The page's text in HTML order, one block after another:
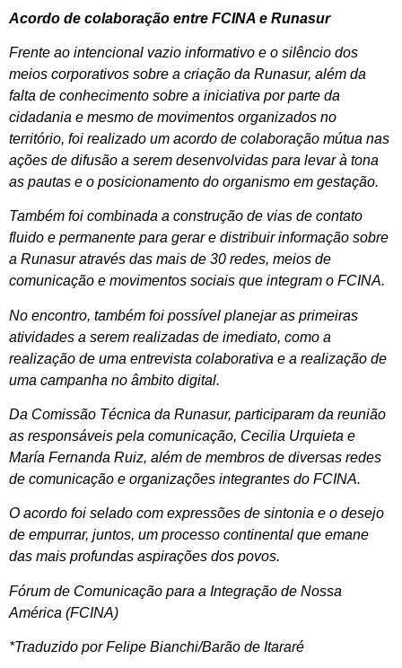
Acordo de colaboração entre FCINA e Runasur
Frente ao intencional vazio informativo e o silêncio dos
meios corporativos sobre a criação da Runasur, além da
falta de conhecimento sobre a iniciativa por parte da
cidadania e mesmo de movimentos organizados no
território, foi realizado um acordo de colaboração mútua nas
ações de difusão a serem desenvolvidas para levar à tona
as pautas e o posicionamento do organismo em gestação.
Também foi combinada a construção de vias de contato
fluido e permanente para gerar e distribuir informação sobre
a Runasur através das mais de 30 redes, meios de
comunicação e movimentos sociais que integram o FCINA.
No encontro, também foi possível planejar as primeiras
atividades a serem realizadas de imediato, como a
realização de uma entrevista colaborativa e a realização de
uma campanha no âmbito digital.
Da Comissão Técnica da Runasur, participaram da reunião
as responsáveis pela comunicação, Cecilia Urquieta e
María Fernanda Ruiz, além de membros de diversas redes
de comunicação e organizações integrantes do FCINA.
O acordo foi selado com expressões de sintonia e o desejo
de empurrar, juntos, um processo continental que emane
das mais profundas aspirações dos povos.
Fórum de Comunicação para a Integração de Nossa
América (FCINA)
*Traduzido por Felipe Bianchi/Barão de Itararé